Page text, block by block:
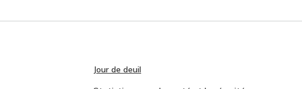
Jour de deuil